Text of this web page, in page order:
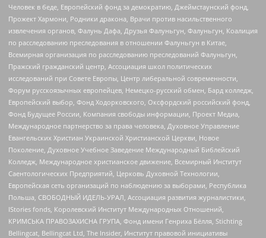
Человек в беде, Европейский фонд за демократию, Джеймстаунский фонд,
Прожект Хармони, Родники дракона, Врачи против насильственного
извлечения органов, Фалунь Дафа, Друзья Фалуньгун, Фалуньгун, Коалиция
по расследованию преследования в отношении Фалуньгун в Китае,
Всемирная организация по расследованию преследований Фалуньгун,
Пражский гражданский центр, Ассоциация школ политических
исследований при Совете Европы, Центр либеральной современности,
Форум русскоязычных европейцев, Немецко-русский обмен, Бард колледж,
Европейский выбор, Фонд Ходорковского, Оксфордский российский фонд,
Фонд Будущее России, Компания свободы информации, Проект Медиа,
Международное партнерство за права человека, Духовное Управление
Евангельских Христиан Украинской Христианской Церкви, Новое
Поколение, Духовное Учебное Заведение Международный Библейский
Колледж, Международное христианское движение, Всемирный Институт
Саентологических Предприятий, Церковь Духовной Технологии,
Европейская сеть организаций по наблюдению за выборами, Республика
Польша, СВОБОДНЫЙ ИДЕЛЬ-УРАЛ, Ассоциация развития журналистики,
IStories fonds, Королевский Институт Международных Отношений,
КРИМСЬКА ПРАВОЗАХИСНА ГРУПА, Фонд имени Генриха Бёлля, Stichting
Bellingcat, Bellingcat Ltd, The Insider, Институт правовой инициативы